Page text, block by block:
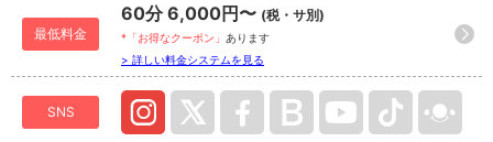
最低料金
60分 6,000円〜 (税・サ別)
*「お得なクーポン」 あります
> 詳しい料金システムを見る
SNS